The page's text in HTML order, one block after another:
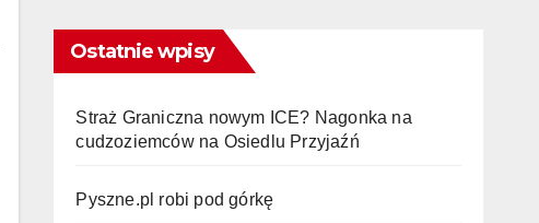
Ostatnie wpisy
Straż Graniczna nowym ICE? Nagonka na
cudzoziemców na Osiedlu Przyjaźń
Pyszne.pl robi pod górkę